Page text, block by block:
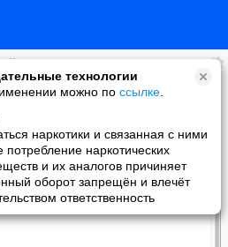
технологии
можно по ссылке
наркотики и связанная с ними
наркотических
и их аналогов причиняет
оборот запрещён и влечёт
ответственность
автопостинг